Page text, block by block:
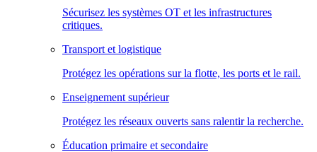
Sécurisez les systèmes OT et les infrastructures
critiques.
Transport et logistique
Protégez les opérations sur la flotte, les ports et le rail.
Enseignement supérieur
Protégez les réseaux ouverts sans ralentir la recherche.
Éducation primaire et secondaire